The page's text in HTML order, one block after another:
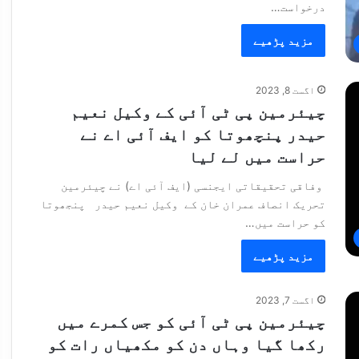
درخواست…
مزید پڑھیے
اگست 8, 2023
چیئرمین پی ٹی آئی کے وکیل نعیم
حیدر پنچھوتا کو ایف آئی اے نے
حراست میں لے لیا
وفاقی تحقیقاتی ایجنسی (ایف آئی اے) نے چیئرمین
تحریک انصاف عمران خان کے وکیل نعیم حیدر پنجھوتا
کو حراست میں…
مزید پڑھیے
اگست 7, 2023
چیئرمین پی ٹی آئی کو جس کمرے میں
رکھا گیا وہاں دن کو مکھیاں رات کو